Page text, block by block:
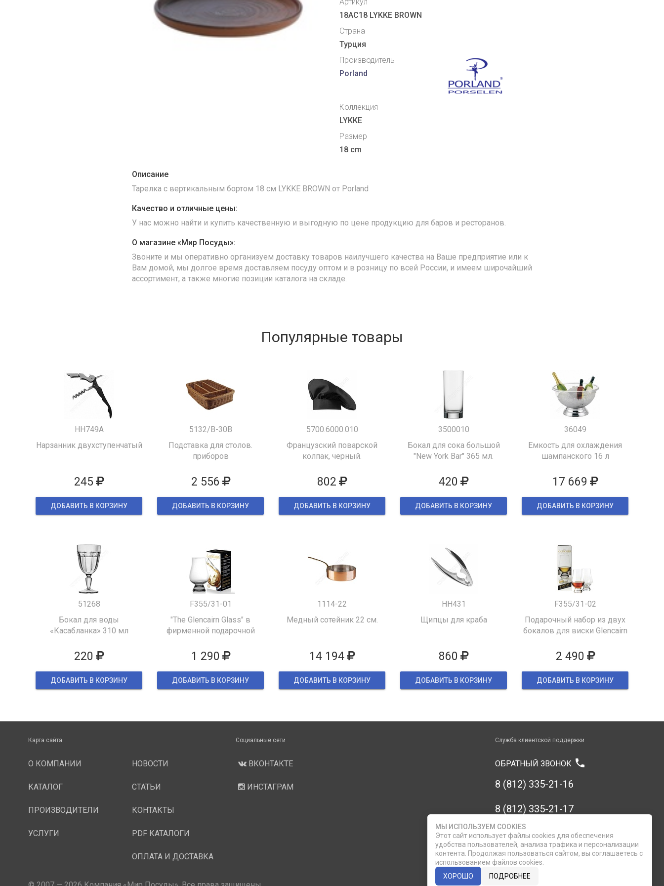
18AC18 LYKKE BROWN
Страна
Турция
Производитель
Porland
Коллекция
LYKKE
Размер
18 cm
Описание
Тарелка с вертикальным бортом 18 см LYKKE BROWN от Porland
Качество и отличные цены:
У нас можно найти и купить качественную и выгодную по цене продукцию для баров и ресторанов.
О магазине «Мир Посуды»:
Звоните и мы оперативно организуем доставку товаров наилучшего качества на Ваше предприятие или к
Вам домой, мы долгое время доставляем посуду оптом и в розницу по всей России, и имеем широчайший
ассортимент, а также многие позиции каталога на складе.
Популярные товары
HH749A
Нарзанник двухступенчатый
245
ДОБАВИТЬ В КОРЗИНУ
5132/B-30B
Подставка для столов.
приборов
2 556
ДОБАВИТЬ В КОРЗИНУ
5700.6000.010
Французский поварской
колпак, черный.
802
ДОБАВИТЬ В КОРЗИНУ
3500010
Бокал для сока большой
"New York Bar" 365 мл.
420
ДОБАВИТЬ В КОРЗИНУ
36049
Емкость для охлаждения
шампанского 16 л
17 669
ДОБАВИТЬ В КОРЗИНУ
51268
Бокал для воды
«Касабланка» 310 мл
220
ДОБАВИТЬ В КОРЗИНУ
F355/31-01
"The Glencairn Glass" в
фирменной подарочной
1 290
ДОБАВИТЬ В КОРЗИНУ
1114-22
Медный сотейник 22 см.
14 194
ДОБАВИТЬ В КОРЗИНУ
HH431
Щипцы для краба
860
ДОБАВИТЬ В КОРЗИНУ
F355/31-02
Подарочный набор из двух
бокалов для виски Glencairn
2 490
ДОБАВИТЬ В КОРЗИНУ
Карта сайта
О КОМПАНИИ
КАТАЛОГ
ПРОИЗВОДИТЕЛИ
УСЛУГИ
НОВОСТИ
СТАТЬИ
КОНТАКТЫ
PDF КАТАЛОГИ
ОПЛАТА И ДОСТАВКА
Социальные сети
ВКОНТАКТЕ
ИНСТАГРАМ
Служба клиентской поддержки
ОБРАТНЫЙ ЗВОНОК phone
8 (812) 335-21-16
8 (812) 335-21-17
7 (911) 947-43-48
МЫ ИСПОЛЬЗУЕМ COOKIES
Этот сайт использует файлы cookies для обеспечения
удобства пользователей, анализа трафика и персонализации
контента. Продолжая пользоваться сайтом, вы соглашаетесь с
использованием файлов cookies.
ХОРОШО
ПОДРОБНЕЕ